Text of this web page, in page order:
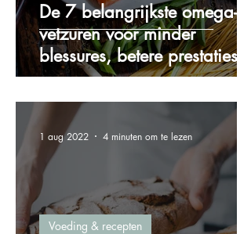
De 7 belangrijkste omega-3
vetzuren voor minder
blessures, betere prestaties
en meer energie!
Voeding & recepten
1 aug 2022 4 minuten om te lezen